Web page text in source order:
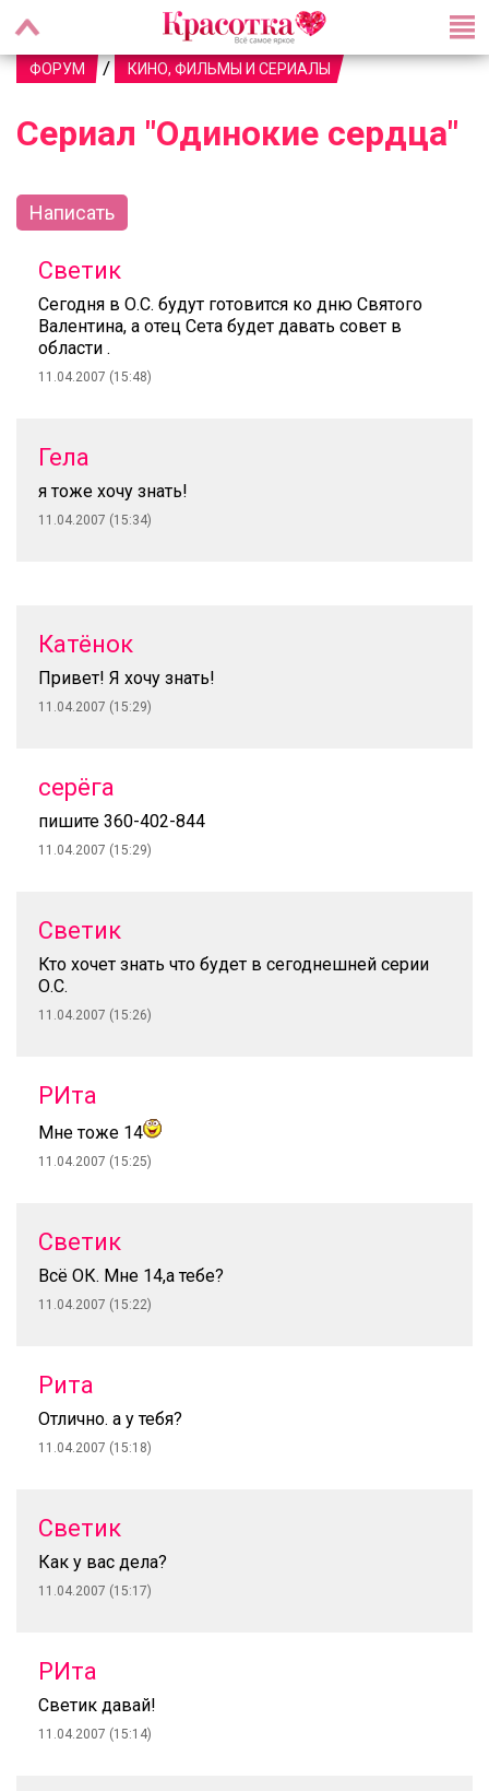
ФОРУМ / КИНО, ФИЛЬМЫ И СЕРИАЛЫ
Сериал "Одинокие сердца"
Написать
Светик
Сегодня в О.С. будут готовится ко дню Святого
Валентина, а отец Сета будет давать совет в
области .
11.04.2007 (15:48)
Гела
я тоже хочу знать!
11.04.2007 (15:34)
Катёнок
Привет! Я хочу знать!
11.04.2007 (15:29)
серёга
пишите 360-402-844
11.04.2007 (15:29)
Светик
Кто хочет знать что будет в сегоднешней серии
О.С.
11.04.2007 (15:26)
РИта
Мне тоже 14
11.04.2007 (15:25)
Светик
Всё ОК. Мне 14,а тебе?
11.04.2007 (15:22)
Рита
Отлично. а у тебя?
11.04.2007 (15:18)
Светик
Как у вас дела?
11.04.2007 (15:17)
РИта
Светик давай!
11.04.2007 (15:14)